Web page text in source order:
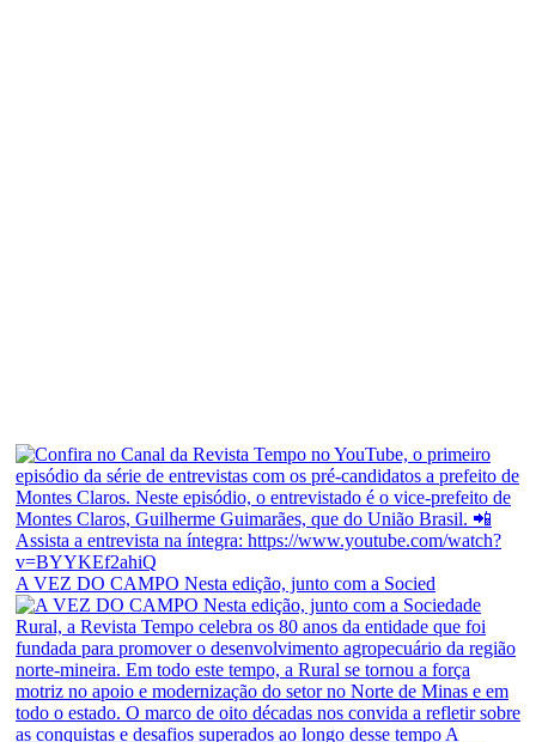
A VEZ DO CAMPO Nesta edição, junto com a Socied